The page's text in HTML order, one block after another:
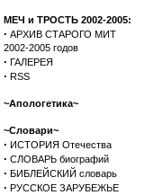
МЕЧ и ТРОСТЬ 2002-2005:
· АРХИВ СТАРОГО МИТ
2002-2005 годов
· ГАЛЕРЕЯ
· RSS
~Апологетика~
~Словари~
· ИСТОРИЯ Отечества
· СЛОВАРЬ биографий
· БИБЛЕЙСКИЙ словарь
· РУССКОЕ ЗАРУБЕЖЬЕ